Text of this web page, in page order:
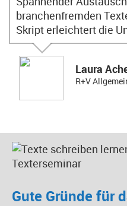
branchenfremden
Skript erleichtert die
Laura
R+V
Gute Gründe für